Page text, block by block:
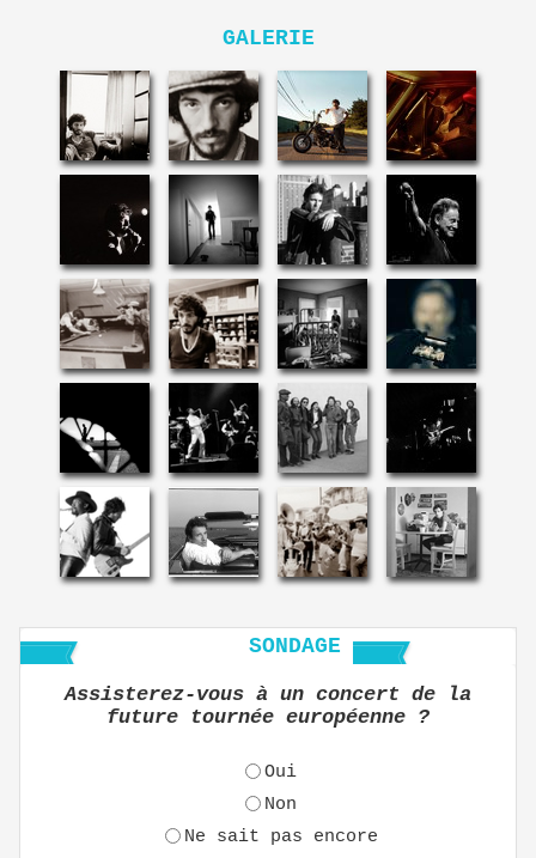
GALERIE
SONDAGE
Assisterez-vous à un concert de la
future tournée européenne ?
Oui
Non
Ne sait pas encore